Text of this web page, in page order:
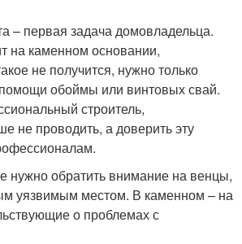
– первая задача домовладельца.
на каменном основании,
не получится, нужно только
обоймы или винтовых свай.
строитель,
не проводить, а доверить эту
нужно обратить внимание на венцы,
уязвимым местом. В каменном – на
о проблемах с